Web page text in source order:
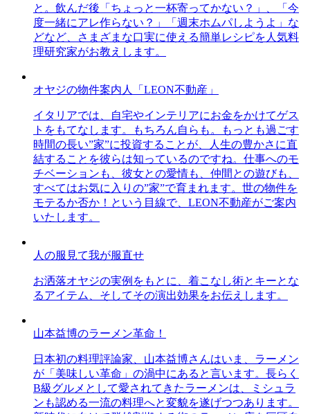
と。飲んだ後「ちょっと一杯寄ってかない？」、「今
度一緒にアレ作らない？」「週末ホムパしようよ」な
どなど、さまざまな口実に使える簡単レシピを人気料
理研究家がお教えします。
オヤジの物件案内人「LEON不動産」
イタリアでは、自宅やインテリアにお金をかけてゲス
トをもてなします。もちろん自らも。もっとも過ごす
時間の長い”家”に投資することが、人生の豊かさに直
結することを彼らは知っているのですね。仕事へのモ
チベーションも、彼女との愛情も、仲間との遊びも、
すべてはお気に入りの”家”で育まれます。世の物件を
モテるか否か！という目線で、LEON不動産がご案内
いたします。
人の服見て我が服直せ
お洒落オヤジの実例をもとに、着こなし術とキーとな
るアイテム、そしてその演出効果をお伝えします。
山本益博のラーメン革命！
日本初の料理評論家、山本益博さんはいま、ラーメン
が「美味しい革命」の渦中にあると言います。長らく
B級グルメとして愛されてきたラーメンは、ミシュラ
ンも認める一流の料理へと変貌を遂げつつあります。